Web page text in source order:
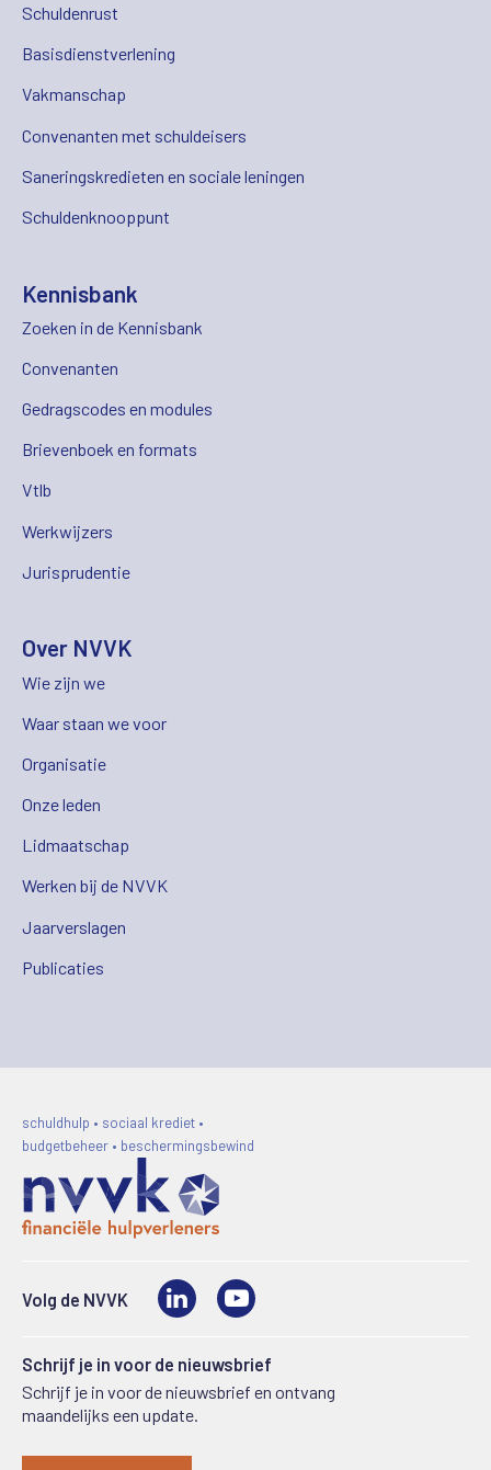
Schuldenrust
Basisdienstverlening
Vakmanschap
Convenanten met schuldeisers
Saneringskredieten en sociale leningen
Schuldenknooppunt
Kennisbank
Zoeken in de Kennisbank
Convenanten
Gedragscodes en modules
Brievenboek en formats
Vtlb
Werkwijzers
Jurisprudentie
Over NVVK
Wie zijn we
Waar staan we voor
Organisatie
Onze leden
Lidmaatschap
Werken bij de NVVK
Jaarverslagen
Publicaties
schuldhulp • sociaal krediet •
budgetbeheer • beschermingsbewind
Volg de NVVK LinkedIn
Schrijf je in voor de nieuwsbrief
Schrijf je in voor de nieuwsbrief en ontvang
maandelijks een update.